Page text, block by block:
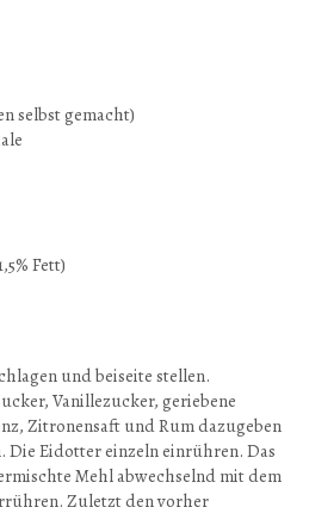
selbst gemacht)
Fett)
und beiseite stellen.
Vanillezucker, geriebene
Zitronensaft und Rum dazugeben
Die Eidotter einzeln einrühren. Das
Mehl abwechselnd mit dem
Zuletzt den vorher